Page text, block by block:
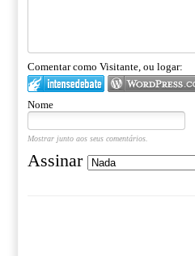
Comentar como Visitante, ou logar:
Nome
Mostrar junto aos seus comentários.
Assinar